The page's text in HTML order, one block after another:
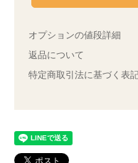
オプションの値段詳細
返品について
特定商取引法に基づく表